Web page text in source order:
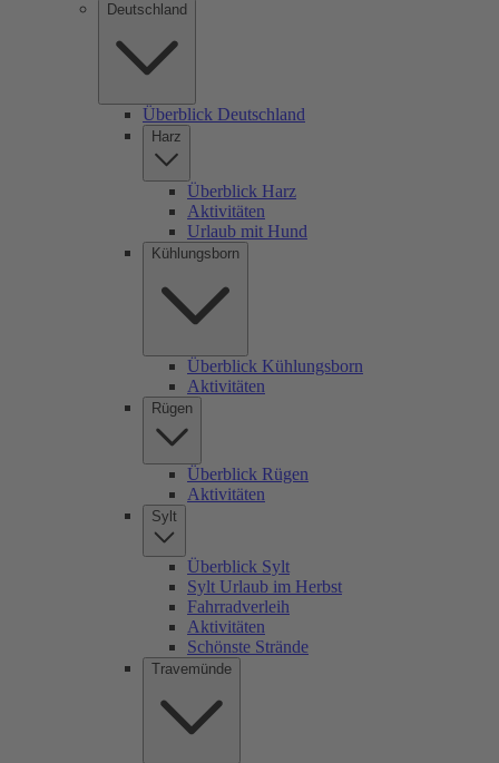
Deutschland
Überblick Deutschland
Harz
Überblick Harz
Aktivitäten
Urlaub mit Hund
Kühlungsborn
Überblick Kühlungsborn
Aktivitäten
Rügen
Überblick Rügen
Aktivitäten
Sylt
Überblick Sylt
Sylt Urlaub im Herbst
Fahrradverleih
Aktivitäten
Schönste Strände
Travemünde